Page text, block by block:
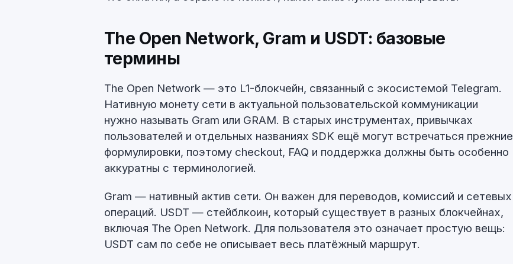
The Open Network, Gram и USDT: базовые
термины
The Open Network — это L1-блокчейн, связанный с экосистемой Telegram.
Нативную монету сети в актуальной пользовательской коммуникации
нужно называть Gram или GRAM. В старых инструментах, привычках
пользователей и отдельных названиях SDK ещё могут встречаться прежние
формулировки, поэтому checkout, FAQ и поддержка должны быть особенно
аккуратны с терминологией.
Gram — нативный актив сети. Он важен для переводов, комиссий и сетевых
операций. USDT — стейблкоин, который существует в разных блокчейнах,
включая The Open Network. Для пользователя это означает простую вещь:
USDT сам по себе не описывает весь платёжный маршрут.